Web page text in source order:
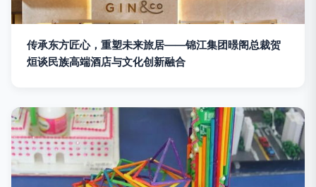
传承东方匠心，重塑未来旅居——锦江集团暻阁总裁贺
烜谈民族高端酒店与文化创新融合